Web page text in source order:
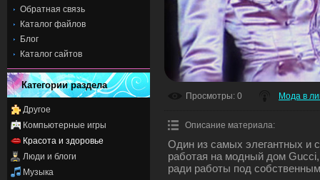
Обратная связь
Каталог файлов
Блог
Каталог сайтов
Категории раздела
Другое
Компьютерные игры
Красота и здоровье
Люди и блоги
Музыка
Просмотры: 0 Мода в
Описание материала:
Один из самых элегантных и
работая на модный дом
ради работы под